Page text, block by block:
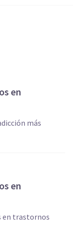
en
más
en
en trastornos